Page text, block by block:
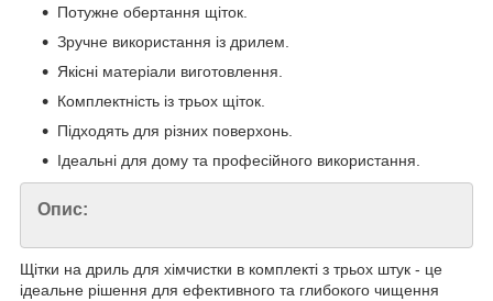
Потужне обертання щіток.
Зручне використання із дрилем.
Якісні матеріали виготовлення.
Комплектність із трьох щіток.
Підходять для різних поверхонь.
Ідеальні для дому та професійного використання.
Опис:
Щітки на дриль для хімчистки в комплекті з трьох штук - це
ідеальне рішення для ефективного та глибокого чищення